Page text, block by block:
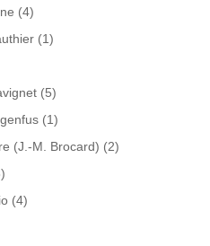
(4)
(1)
(5)
(1)
(J.-M. Brocard) (2)
(4)